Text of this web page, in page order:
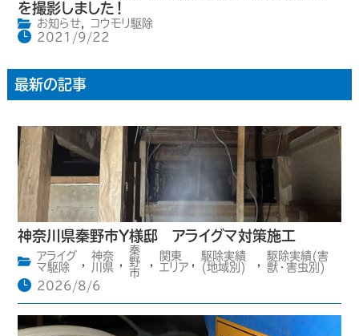
を撮影しました！
お知らせ,
コウモリ駆除
2021/9/22
最新の記事
神奈川県秦野市Y様邸 アライグマ対策施工
アライグ
マ駆除
,
神奈
川県 ,
秦
野
市
,
関東
エリア ,
駆除実績
(地域別)
,
駆除実績(害
獣・害虫別)
2026/8/6